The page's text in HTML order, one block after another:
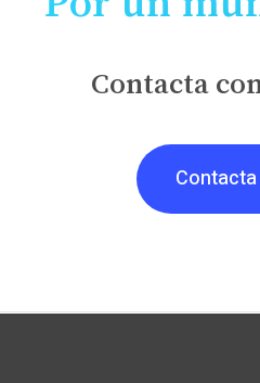
Contacta
Contacta